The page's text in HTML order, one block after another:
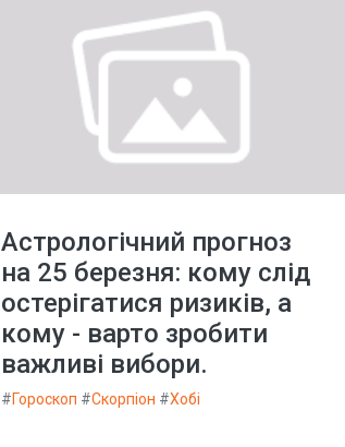
Астрологічний прогноз
на 25 березня: кому слід
остерігатися ризиків, а
кому - варто зробити
важливі вибори.
#Гороскоп #Скорпіон #Хобі